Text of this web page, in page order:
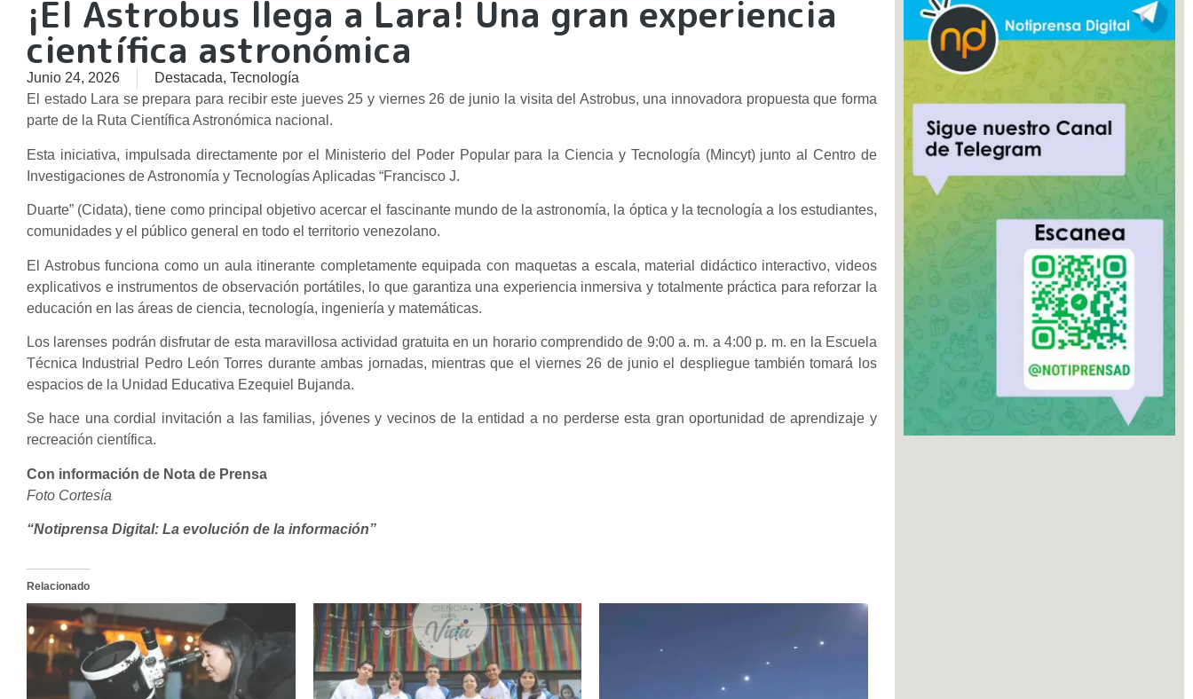
¡El Astrobus llega a Lara! Una gran experiencia
científica astronómica
Junio 24, 2026 Destacada, Tecnología
El estado Lara se prepara para recibir este jueves 25 y viernes 26 de junio la visita del Astrobus, una innovadora propuesta que forma
parte de la Ruta Científica Astronómica nacional.
Esta iniciativa, impulsada directamente por el Ministerio del Poder Popular para la Ciencia y Tecnología (Mincyt) junto al Centro de
Investigaciones de Astronomía y Tecnologías Aplicadas “Francisco J.
Duarte” (Cidata), tiene como principal objetivo acercar el fascinante mundo de la astronomía, la óptica y la tecnología a los estudiantes,
comunidades y el público general en todo el territorio venezolano.
El Astrobus funciona como un aula itinerante completamente equipada con maquetas a escala, material didáctico interactivo, videos
explicativos e instrumentos de observación portátiles, lo que garantiza una experiencia inmersiva y totalmente práctica para reforzar la
educación en las áreas de ciencia, tecnología, ingeniería y matemáticas.
Los larenses podrán disfrutar de esta maravillosa actividad gratuita en un horario comprendido de 9:00 a. m. a 4:00 p. m. en la Escuela
Técnica Industrial Pedro León Torres durante ambas jornadas, mientras que el viernes 26 de junio el despliegue también tomará los
espacios de la Unidad Educativa Ezequiel Bujanda.
Se hace una cordial invitación a las familias, jóvenes y vecinos de la entidad a no perderse esta gran oportunidad de aprendizaje y
recreación científica.
Con información de Nota de Prensa
Foto Cortesía
“Notiprensa Digital: La evolución de la información”
Relacionado